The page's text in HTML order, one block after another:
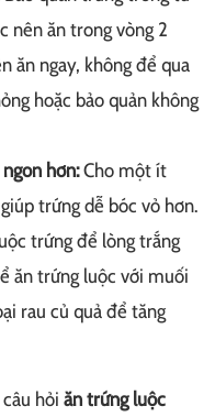
nên ăn trong vòng 2
ăn ngay, không để qua
hoặc bảo quản không
hơn:Cho một ít
trứng dễ bóc vỏ hơn.
trứng để lòng trắng
ăn trứng luộc với muối
rau củ quả để tăng
hỏi ăn trứng luộc